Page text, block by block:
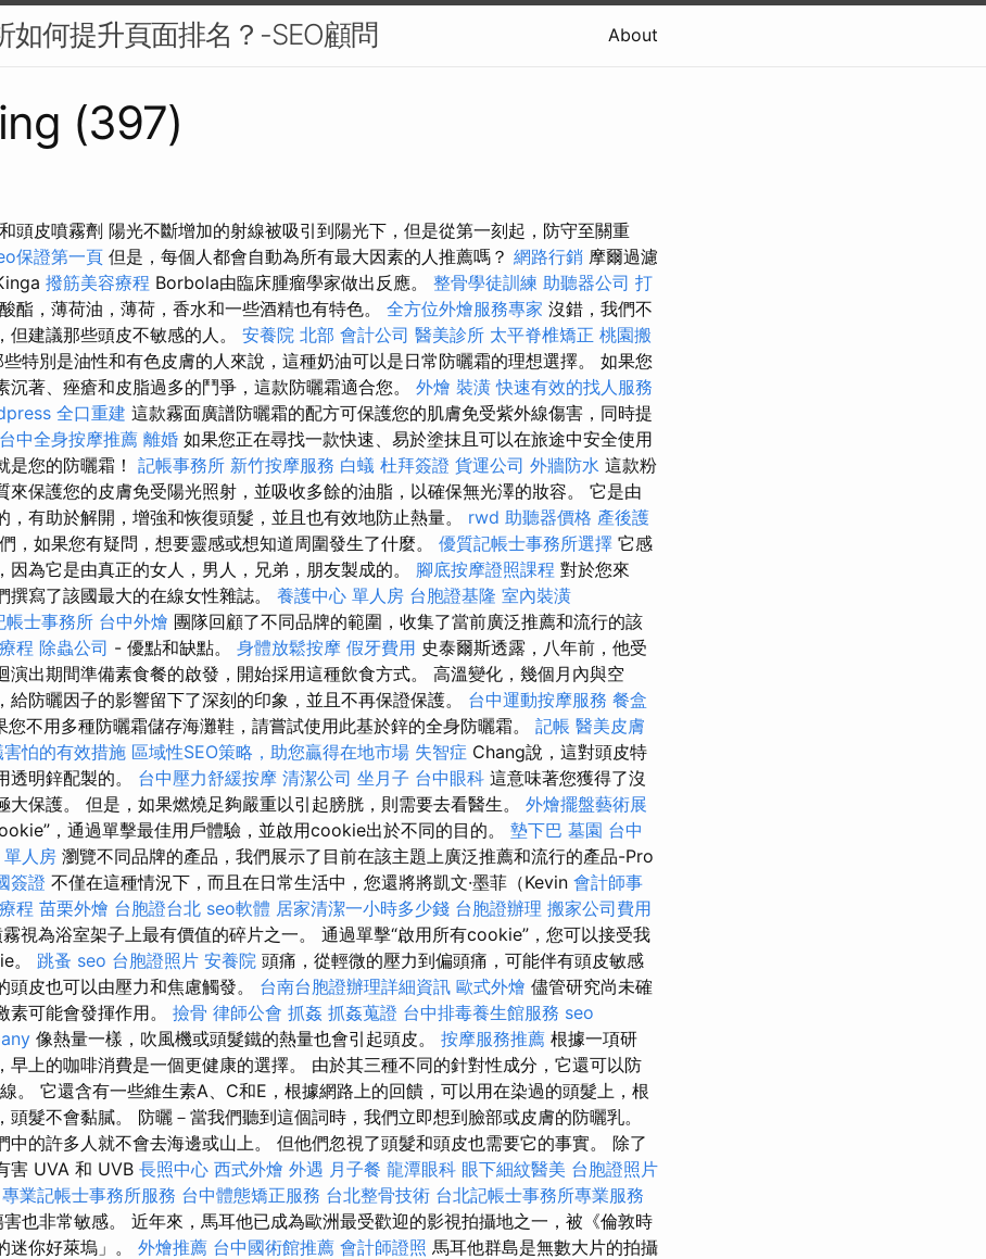
如何提升頁面排名？-SEO顧問 About
(397)
頭皮噴霧劑 陽光不斷增加的射線被吸引到陽光下，但是從第一刻起，防守至關重
保證第一頁 但是，每個人都會自動為所有最大因素的人推薦嗎？ 網路行銷 摩爾過濾
撥筋美容療程 Borbola由臨床腫瘤學家做出反應。 整骨學徒訓練 助聽器公司 打
酯，薄荷油，薄荷，香水和一些酒精也有特色。 全方位外燴服務專家 沒錯，我們不
但建議那些頭皮不敏感的人。 安養院 北部 會計公司 醫美診所 太平脊椎矯正 桃園搬
特別是油性和有色皮膚的人來說，這種奶油可以是日常防曬霜的理想選擇。 如果您
沉著、痤瘡和皮脂過多的鬥爭，這款防曬霜適合您。 外燴 裝潢 快速有效的找人服務
全口重建 這款霧面廣譜防曬霜的配方可保護您的肌膚免受紫外線傷害，同時提
台中全身按摩推薦 離婚 如果您正在尋找一款快速、易於塗抹且可以在旅途中安全使用
是您的防曬霜！ 記帳事務所 新竹按摩服務 白蟻 杜拜簽證 貨運公司 外牆防水 這款粉
來保護您的皮膚免受陽光照射，並吸收多餘的油脂，以確保無光澤的妝容。 它是由
，有助於解開，增強和恢復頭髮，並且也有效地防止熱量。 rwd 助聽器價格 產後護
，如果您有疑問，想要靈感或想知道周圍發生了什麼。 優質記帳士事務所選擇 它感
因為它是由真正的女人，男人，兄弟，朋友製成的。 腳底按摩證照課程 對於您來
撰寫了該國最大的在線女性雜誌。 養護中心 單人房 台胞證基隆 室內裝潢
帳士事務所 台中外燴 團隊回顧了不同品牌的範圍，收集了當前廣泛推薦和流行的該
程 除蟲公司 - 優點和缺點。 身體放鬆按摩 假牙費用 史泰爾斯透露，八年前，他受
演出期間準備素食餐的啟發，開始採用這種飲食方式。 高溫變化，幾個月內與空
給防曬因子的影響留下了深刻的印象，並且不再保證保護。 台中運動按摩服務 餐盒
您不用多種防曬霜儲存海灘鞋，請嘗試使用此基於鋅的全身防曬霜。 記帳 醫美皮膚
害怕的有效措施 區域性SEO策略，助您贏得在地市場 失智症 Chang說，這對頭皮特
透明鋅配製的。 台中壓力舒緩按摩 清潔公司 坐月子 台中眼科 這意味著您獲得了沒
大保護。 但是，如果燃燒足夠嚴重以引起膀胱，則需要去看醫生。 外燴擺盤藝術展
，通過單擊最佳用戶體驗，並啟用cookie出於不同的目的。 墊下巴 墓園 台中
人房 瀏覽不同品牌的產品，我們展示了目前在該主題上廣泛推薦和流行的產品-Pro
簽證 不僅在這種情況下，而且在日常生活中，您還將將凱文·墨菲（Kevin 會計師事
程 苗栗外燴 台胞證台北 seo軟體 居家清潔一小時多少錢 台胞證辦理 搬家公司費用
視為浴室架子上最有價值的碎片之一。 通過單擊“啟用所有cookie”，您可以接受我
。 跳蚤 seo 台胞證照片 安養院 頭痛，從輕微的壓力到偏頭痛，可能伴有頭皮敏感
頭皮也可以由壓力和焦慮觸發。 台南台胞證辦理詳細資訊 歐式外燴 儘管研究尚未確
素可能會發揮作用。 撿骨 律師公會 抓姦 抓姦蒐證 台中排毒養生館服務 seo
像熱量一樣，吹風機或頭髮鐵的熱量也會引起頭皮。 按摩服務推薦 根據一項研
早上的咖啡消費是一個更健康的選擇。 由於其三種不同的針對性成分，它還可以防
。 它還含有一些維生素A、C和E，根據網路上的回饋，可以用在染過的頭髮上，根
頭髮不會黏膩。 防曬－當我們聽到這個詞時，我們立即想到臉部或皮膚的防曬乳。
中的許多人就不會去海邊或山上。 但他們忽視了頭髮和頭皮也需要它的事實。 除了
害 UVA 和 UVB 長照中心 西式外燴 外遇 月子餐 龍潭眼科 眼下細紋醫美 台胞證照片
專業記帳士事務所服務 台中體態矯正服務 台北整骨技術 台北記帳士事務所專業服務
也非常敏感。 近年來，馬耳他已成為歐洲最受歡迎的影視拍攝地之一，被《倫敦時
迷你好萊塢」。 外燴推薦 台中國術館推薦 會計師證照 馬耳他群島是無數大片的拍攝